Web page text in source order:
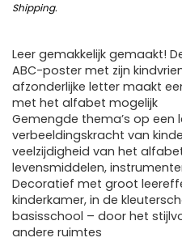
Shipping.
Leer gemakkelijk gemaakt!
ABC-poster met zijn
afzonderlijke letter maakt
met het alfabet mogelijk
Gemengde thema’s op een
verbeeldingskracht van
veelzijdigheid van het
levensmiddelen,
Decoratief met groot
kinderkamer, in de
basisschool – door het
andere ruimtes